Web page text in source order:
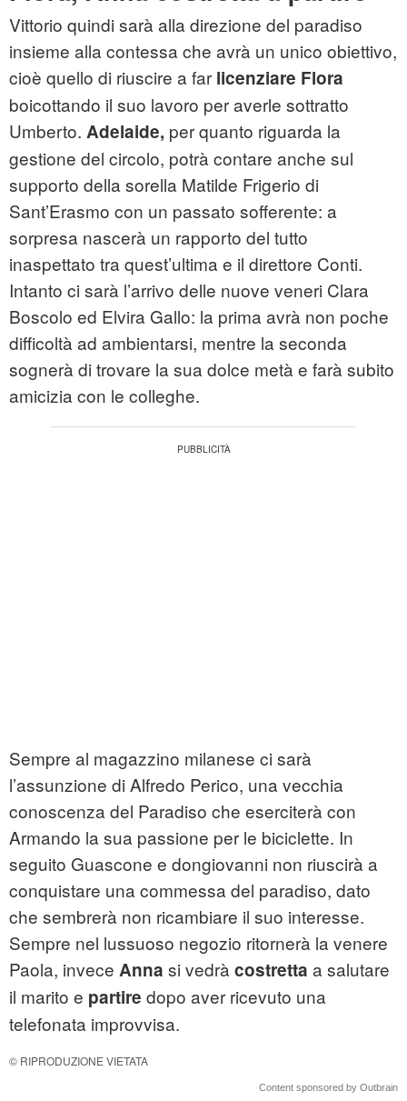
Vittorio quindi sarà alla direzione del paradiso
insieme alla contessa che avrà un unico obiettivo,
cioè quello di riuscire a far licenziare Flora
boicottando il suo lavoro per averle sottratto
Umberto. Adelaide, per quanto riguarda la
gestione del circolo, potrà contare anche sul
supporto della sorella Matilde Frigerio di
Sant’Erasmo con un passato sofferente: a
sorpresa nascerà un rapporto del tutto
inaspettato tra quest’ultima e il direttore Conti.
Intanto ci sarà l’arrivo delle nuove veneri Clara
Boscolo ed Elvira Gallo: la prima avrà non poche
difficoltà ad ambientarsi, mentre la seconda
sognerà di trovare la sua dolce metà e farà subito
amicizia con le colleghe.
Sempre al magazzino milanese ci sarà
l’assunzione di Alfredo Perico, una vecchia
conoscenza del Paradiso che eserciterà con
Armando la sua passione per le biciclette. In
seguito Guascone e dongiovanni non riuscirà a
conquistare una commessa del paradiso, dato
che sembrerà non ricambiare il suo interesse.
Sempre nel lussuoso negozio ritornerà la venere
Paola, invece Anna si vedrà costretta a salutare
il marito e partire dopo aver ricevuto una
telefonata improvvisa.
© RIPRODUZIONE VIETATA
Content sponsored by Outbrain